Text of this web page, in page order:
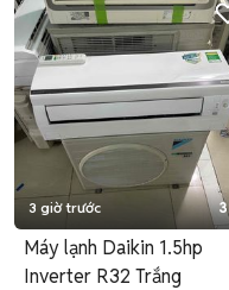
3 giờ trước 3
Máy lạnh Daikin 1.5hp
Inverter R32 Trắng